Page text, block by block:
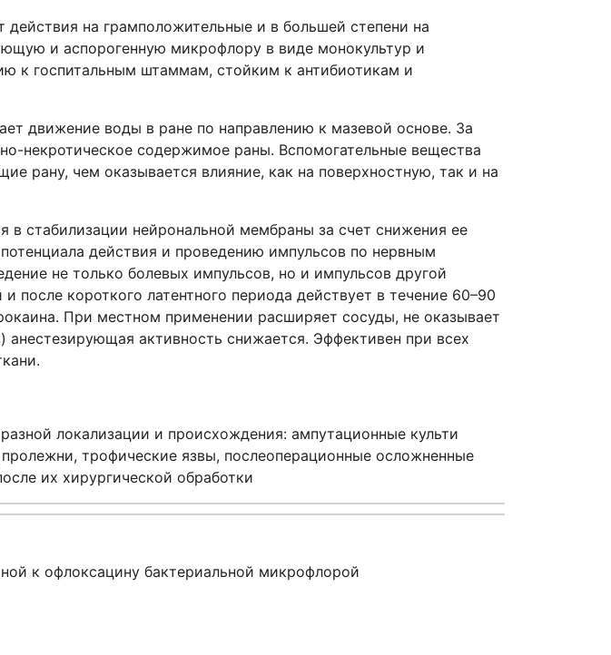
на грамположительные и в большей степени на
и аспорогенную микрофлору в виде монокультур и
к госпитальным штаммам, стойким к антибиотикам и
движение воды в ране по направлению к мазевой основе. За
некротическое содержимое раны. Вспомогательные вещества
рану, чем оказывается влияние, как на поверхностную, так и на
стабилизации нейрональной мембраны за счет снижения ее
действия и проведению импульсов по нервным
не только болевых импульсов, но и импульсов другой
короткого латентного периода действует в течение 60–90
При местном применении расширяет сосуды, не оказывает
активность снижается. Эффективен при всех
локализации и происхождения: ампутационные культи
трофические язвы, послеоперационные осложненные
их хирургической обработки
к офлоксацину бактериальной микрофлорой